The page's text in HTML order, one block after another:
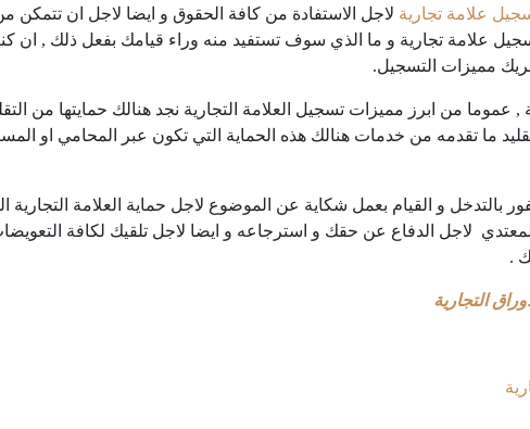
علامة تجارية لاجل الاستفادة من كافة الحقوق و ايضا لاجل ان تتمكن
علامة تجارية و ما الذي سوف تستفيد منه وراء قيامك بفعل ذلك , ان
مميزات التسجيل.
من ابرز مميزات تسجيل العلامة التجارية نجد هنالك حمايتها من
تقدمه من خدمات هنالك هذه الحماية التي تكون عبر المحامي او
بالتدخل و القيام بعمل شكاية عن الموضوع لاجل حماية العلامة التجارية
لاجل الدفاع عن حقك و استرجاعه و ايضا لاجل تلقيك لكافة
.
التجارية